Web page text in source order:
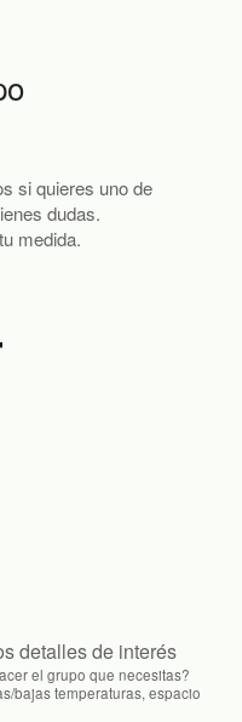
si quieres uno de
dudas.
medida.
detalles de interés
el grupo que necesitas?
bajas temperaturas, espacio